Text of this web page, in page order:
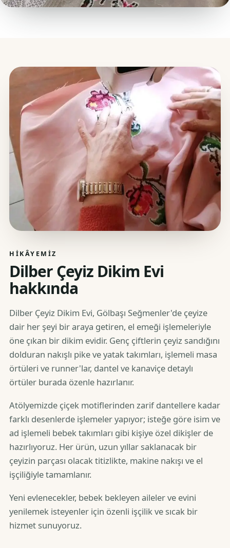
HIKÂYEMIZ
Dilber Çeyiz Dikim Evi
hakkında
Dilber Çeyiz Dikim Evi, Gölbaşı Seğmenler'de çeyize
dair her şeyi bir araya getiren, el emeği işlemeleriyle
öne çıkan bir dikim evidir. Genç çiftlerin çeyiz sandığını
dolduran nakışlı pike ve yatak takımları, işlemeli masa
örtüleri ve runner'lar, dantel ve kanaviçe detaylı
örtüler burada özenle hazırlanır.
Atölyemizde çiçek motiflerinden zarif dantellere kadar
farklı desenlerde işlemeler yapıyor; isteğe göre isim ve
ad işlemeli bebek takımları gibi kişiye özel dikişler de
hazırlıyoruz. Her ürün, uzun yıllar saklanacak bir
çeyizin parçası olacak titizlikte, makine nakışı ve el
işçiliğiyle tamamlanır.
Yeni evlenecekler, bebek bekleyen aileler ve evini
yenilemek isteyenler için özenli işçilik ve sıcak bir
hizmet sunuyoruz.